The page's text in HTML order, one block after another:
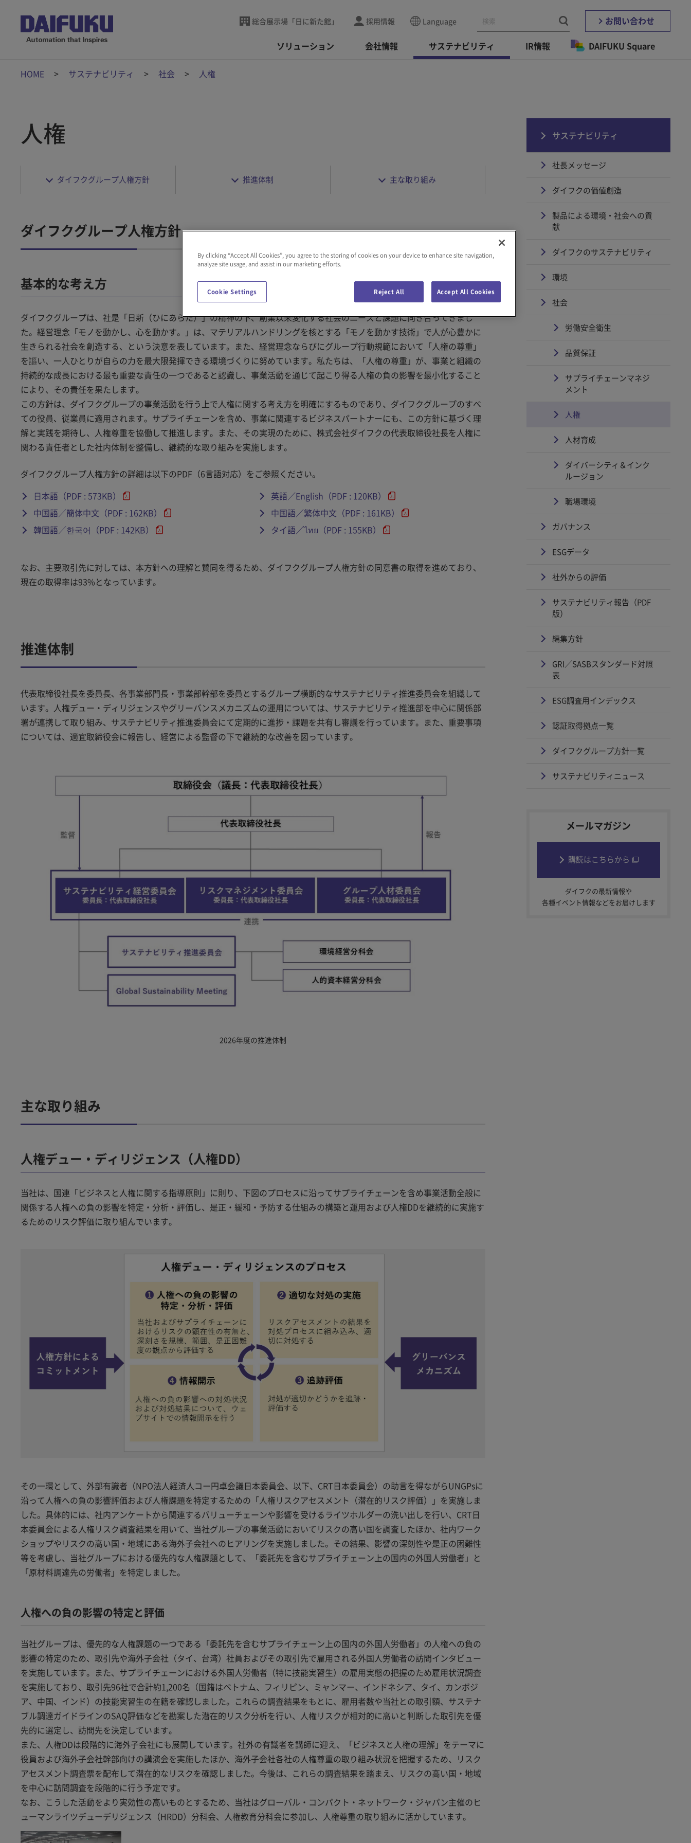
総合展示場「日に新た館」 採用情報 Language お問い合わせ
ソリューション 会社情報 サステナビリティ IR情報 DAIFUKU Square
HOME サステナビリティ 社会 人権
人権
ダイフクグループ人権方針 推進体制 主な取り組み
ダイフクグループ人権方針
基本的な考え方
ダイフクグループは、社是「日新（ひにあらた）」の精神の下、創業以来変化する社会のニーズと課題に向き合ってきまし
た。経営理念「モノを動かし、心を動かす。」は、マテリアルハンドリングを核とする「モノを動かす技術」で人が心豊かに
生きられる社会を創造する、という決意を表しています。また、経営理念ならびにグループ行動規範において「人権の尊重」
を謳い、一人ひとりが自らの力を最大限発揮できる環境づくりに努めています。私たちは、「人権の尊重」が、事業と組織の
持続的な成長における最も重要な責任の一つであると認識し、事業活動を通じて起こり得る人権の負の影響を最小化すること
により、その責任を果たします。
この方針は、ダイフクグループの事業活動を行う上で人権に関する考え方を明確にするものであり、ダイフクグループのすべ
ての役員、従業員に適用されます。サプライチェーンを含め、事業に関連するビジネスパートナーにも、この方針に基づく理
解と実践を期待し、人権尊重を協働して推進します。また、その実現のために、株式会社ダイフクの代表取締役社長を人権に
関わる責任者とした社内体制を整備し、継続的な取り組みを実施します。
ダイフクグループ人権方針の詳細は以下のPDF（6言語対応）をご参照ください。
日本語（PDF : 573KB）
英語／English（PDF : 120KB）
中国語／簡体中文（PDF : 162KB）
中国語／繁体中文（PDF : 161KB）
韓国語／한국어（PDF : 142KB）
タイ語／ไทย（PDF : 155KB）
なお、主要取引先に対しては、本方針への理解と賛同を得るため、ダイフクグループ人権方針の同意書の取得を進めており、
現在の取得率は93%となっています。
推進体制
代表取締役社長を委員長、各事業部門長・事業部幹部を委員とするグループ横断的なサステナビリティ推進委員会を組織して
います。人権デュー・ディリジェンスやグリーバンスメカニズムの運用については、サステナビリティ推進部を中心に関係部
署が連携して取り組み、サステナビリティ推進委員会にて定期的に進捗・課題を共有し審議を行っています。また、重要事項
については、適宜取締役会に報告し、経営による監督の下で継続的な改善を図っています。
2026年度の推進体制
主な取り組み
人権デュー・ディリジェンス（人権DD）
当社は、国連「ビジネスと人権に関する指導原則」に則り、下図のプロセスに沿ってサプライチェーンを含め事業活動全般に
関係する人権への負の影響を特定・分析・評価し、是正・緩和・予防する仕組みの構築と運用および人権DDを継続的に実施す
るためのリスク評価に取り組んでいます。
その一環として、外部有識者（NPO法人経済人コー円卓会議日本委員会、以下、CRT日本委員会）の助言を得ながらUNGPsに
沿って人権への負の影響評価および人権課題を特定するための「人権リスクアセスメント（潜在的リスク評価）」を実施しま
した。具体的には、社内アンケートから関連するバリューチェーンや影響を受けるライツホルダーの洗い出しを行い、CRT日
本委員会による人権リスク調査結果を用いて、当社グループの事業活動においてリスクの高い国を調査したほか、社内ワーク
ショップやリスクの高い国・地域にある海外子会社へのヒアリングを実施しました。その結果、影響の深刻性や是正の困難性
等を考慮し、当社グループにおける優先的な人権課題として、「委託先を含むサプライチェーン上の国内の外国人労働者」と
「原材料調達先の労働者」を特定しました。
人権への負の影響の特定と評価
当社グループは、優先的な人権課題の一つである「委託先を含むサプライチェーン上の国内の外国人労働者」の人権への負の
影響の特定のため、取引先や海外子会社（タイ、台湾）社員およびその取引先で雇用される外国人労働者の訪問インタビュー
を実施しています。また、サプライチェーンにおける外国人労働者（特に技能実習生）の雇用実態の把握のため雇用状況調査
を実施しており、取引先96社で合計約1,200名（国籍はベトナム、フィリピン、ミャンマー、インドネシア、タイ、カンボジ
ア、中国、インド）の技能実習生の在籍を確認しました。これらの調査結果をもとに、雇用者数や当社との取引額、サステナ
ブル調達ガイドラインのSAQ評価などを勘案した潜在的リスク分析を行い、人権リスクが相対的に高いと判断した取引先を優
先的に選定し、訪問先を決定しています。
また、人権DDは段階的に海外子会社にも展開しています。社外の有識者を講師に迎え、「ビジネスと人権の理解」をテーマに
役員および海外子会社幹部向けの講演会を実施したほか、海外子会社各社の人権尊重の取り組み状況を把握するため、リスク
アセスメント調査票を配布して潜在的なリスクを確認しました。今後は、これらの調査結果を踏まえ、リスクの高い国・地域
を中心に訪問調査を段階的に行う予定です。
なお、こうした活動をより実効性の高いものとするため、当社はグローバル・コンパクト・ネットワーク・ジャパン主催のヒ
ューマンライツデューデリジェンス（HRDD）分科会、人権教育分科会に参加し、人権尊重の取り組みに活かしています。
サステナビリティ
社長メッセージ
ダイフクの価値創造
製品による環境・社会への貢
献
ダイフクのサステナビリティ
環境
社会
労働安全衛生
品質保証
サプライチェーンマネジ
メント
人権
人材育成
ダイバーシティ＆インク
ルージョン
職場環境
ガバナンス
ESGデータ
社外からの評価
サステナビリティ報告（PDF
版）
編集方針
GRI／SASBスタンダード対照
表
ESG調査用インデックス
認証取得拠点一覧
ダイフクグループ方針一覧
サステナビリティニュース
メールマガジン
購読はこちらから
ダイフクの最新情報や
各種イベント情報などをお届けします
By clicking “Accept All Cookies”, you agree to the storing of cookies on your device to enhance site navigation,
analyze site usage, and assist in our marketing efforts.
Cookie Settings Reject All Accept All Cookies